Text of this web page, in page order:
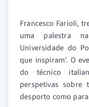
Francesco Farioli,
uma palestra
Universidade do
que inspiram’. O
do técnico
perspetivas sobre
desporto como